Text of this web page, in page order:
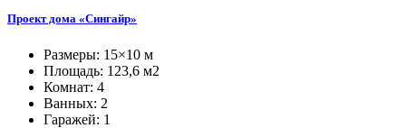
Проект дома «Сингайр»
Размеры: 15×10 м
Площадь: 123,6 м2
Комнат: 4
Ванных: 2
Гаражей: 1